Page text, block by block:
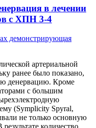
в лечении
с ХПН 3-4
демонстрирующая
артериальной
ранее было показано,
денервацию. Кроме
с большим
(Symplicity Spyral,
не только основную
количество